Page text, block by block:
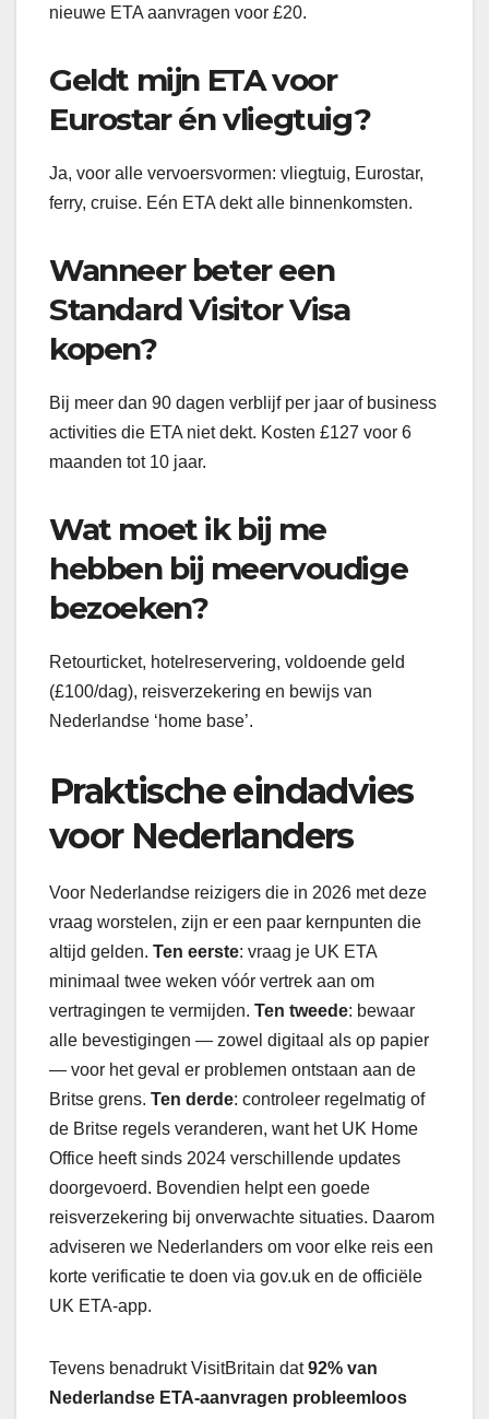
nieuwe ETA aanvragen voor £20.
Geldt mijn ETA voor
Eurostar én vliegtuig?
Ja, voor alle vervoersvormen: vliegtuig, Eurostar,
ferry, cruise. Eén ETA dekt alle binnenkomsten.
Wanneer beter een
Standard Visitor Visa
kopen?
Bij meer dan 90 dagen verblijf per jaar of business
activities die ETA niet dekt. Kosten £127 voor 6
maanden tot 10 jaar.
Wat moet ik bij me
hebben bij meervoudige
bezoeken?
Retourticket, hotelreservering, voldoende geld
(£100/dag), reisverzekering en bewijs van
Nederlandse ‘home base’.
Praktische eindadvies
voor Nederlanders
Voor Nederlandse reizigers die in 2026 met deze
vraag worstelen, zijn er een paar kernpunten die
altijd gelden. Ten eerste: vraag je UK ETA
minimaal twee weken vóór vertrek aan om
vertragingen te vermijden. Ten tweede: bewaar
alle bevestigingen — zowel digitaal als op papier
— voor het geval er problemen ontstaan aan de
Britse grens. Ten derde: controleer regelmatig of
de Britse regels veranderen, want het UK Home
Office heeft sinds 2024 verschillende updates
doorgevoerd. Bovendien helpt een goede
reisverzekering bij onverwachte situaties. Daarom
adviseren we Nederlanders om voor elke reis een
korte verificatie te doen via gov.uk en de officiële
UK ETA-app.
Tevens benadrukt VisitBritain dat92% van
Nederlandse ETA-aanvragen probleemloos